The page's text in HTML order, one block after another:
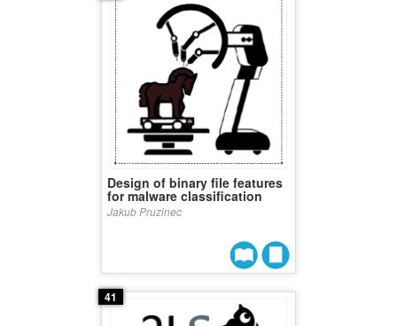
Design of binary file features
for malware classification
Jakub Pruzinec
41